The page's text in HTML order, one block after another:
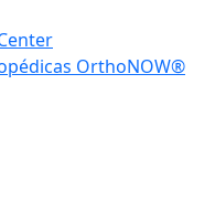
OrthoNOW®